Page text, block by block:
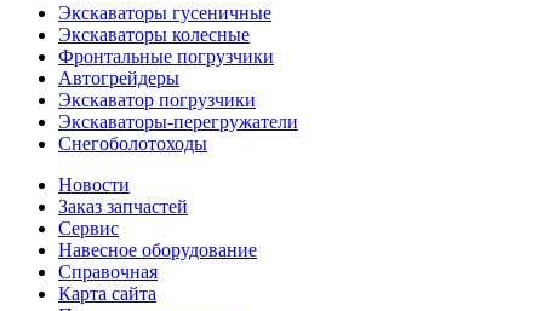
Экскаваторы гусеничные
Экскаваторы колесные
Фронтальные погрузчики
Автогрейдеры
Экскаватор погрузчики
Экскаваторы-перегружатели
Снегоболотоходы
Новости
Заказ запчастей
Сервис
Навесное оборудование
Справочная
Карта сайта